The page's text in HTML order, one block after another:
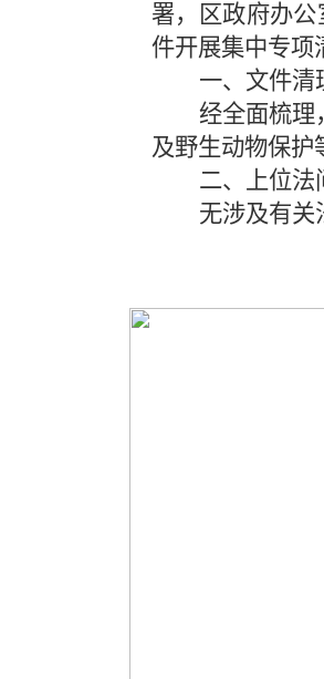
署，区政府办
件开展集中专项
一、文件清
经全面梳理
及野生动物保护
二、上位法
无涉及有关